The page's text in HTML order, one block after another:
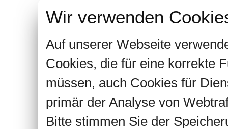
Wir verwenden
Auf unserer Webseite
Cookies, die für eine korrekte
müssen, auch Cookies für
primär der Analyse von
Bitte stimmen Sie der